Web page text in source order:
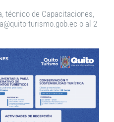
técnico de Capacitaciones,
turismo.gob.ec o al 2